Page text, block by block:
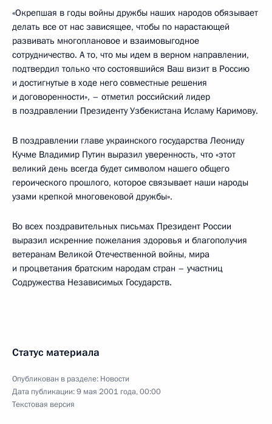
«Окрепшая в годы войны дружбы наших народов обязывает
делать все от нас зависящее, чтобы по нарастающей
развивать многоплановое и взаимовыгодное
сотрудничество. А то, что мы идем в верном направлении,
подтвердил только что состоявшийся Ваш визит в Россию
и достигнутые в ходе него совместные решения
и договоренности», – отметил российский лидер
в поздравлении Президенту Узбекистана Исламу Каримову.
В поздравлении главе украинского государства Леониду
Кучме Владимир Путин выразил уверенность, что «этот
великий день всегда будет символом нашего общего
героического прошлого, которое связывает наши народы
узами крепкой многовековой дружбы».
Во всех поздравительных письмах Президент России
выразил искренние пожелания здоровья и благополучия
ветеранам Великой Отечественной войны, мира
и процветания братским народам стран – участниц
Содружества Независимых Государств.
Статус материала
Опубликован в разделе: Новости
Дата публикации:9 мая 2001 года, 00:00
Текстовая версия